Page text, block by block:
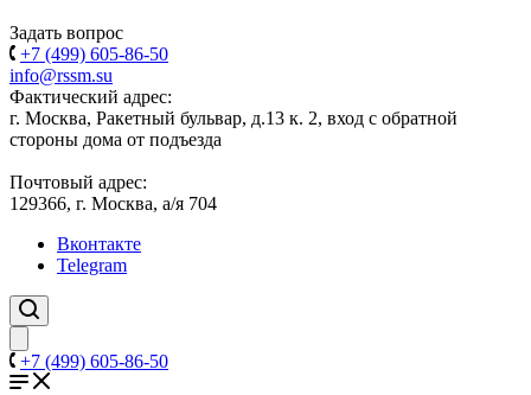
Задать вопрос
+7 (499) 605-86-50
info@rssm.su
Фактический адрес:
г. Москва, Ракетный бульвар, д.13 к. 2, вход с обратной
стороны дома от подъезда
Почтовый адрес:
129366, г. Москва, а/я 704
Вконтакте
Telegram
+7 (499) 605-86-50